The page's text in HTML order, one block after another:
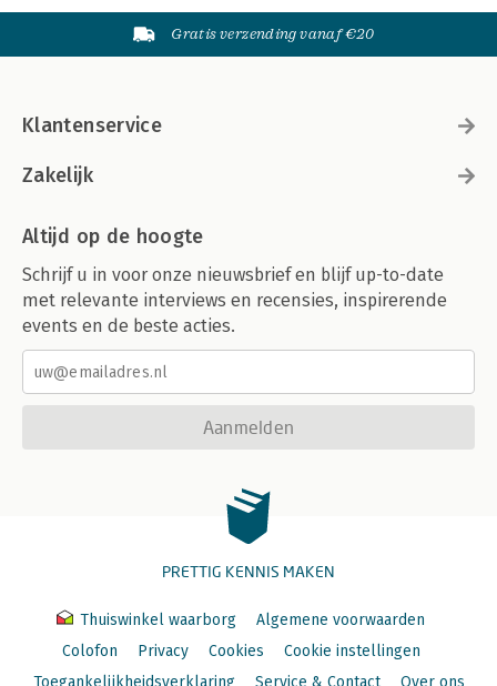
Gratis verzending vanaf €20
Klantenservice
Zakelijk
Altijd op de hoogte
Schrijf u in voor onze nieuwsbrief en blijf up-to-date
met relevante interviews en recensies, inspirerende
events en de beste acties.
Aanmelden
PRETTIG KENNIS MAKEN
Thuiswinkel waarborg
Algemene voorwaarden
Colofon
Privacy Cookies
Cookie instellingen
Toegankelijkheidsverklaring
Service & Contact Over ons